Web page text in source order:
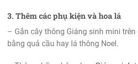
3. Thêm các phụ kiện và hoa lá
– Gắn cây thông Giáng sinh mini trên
bằng quả cầu hay lá thông Noel.